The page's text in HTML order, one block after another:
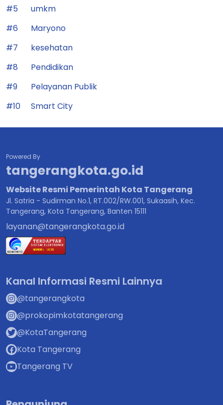
#5
umkm
#6
Maryono
#7
kesehatan
#8
Pendidikan
#9
Pelayanan Publik
#10
Smart City
Powered By
tangerangkota.go.id
Website Resmi Pemerintah Kota Tangerang
Jl. Satria - Sudirman No.1, RT.002/RW.001, Sukaasih, Kec.
Tangerang, Kota Tangerang, Banten 15111
layanan@tangerangkota.go.id
Kanal Informasi Resmi Lainnya
@tangerangkota
@prokopimkotatangerang
@KotaTangerang
Kota Tangerang
Tangerang TV